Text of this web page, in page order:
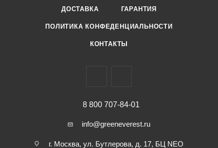
пакет с замком зип-лок, будет приятным сувениром или
подруге на 8 Марта, Новый Год и День рождение или
просто для себя любимой. На обратной стороне
ДОСТАВКА ГАРАНТИЯ
ПОЛИТИКА КОНФЕДЕНЦИАЛЬНОСТИ
КОНТАКТЫ
8 800 707-84-01
info@greeneverest.ru
г. Москва, ул. Бутлерова, д. 17, БЦ NEO